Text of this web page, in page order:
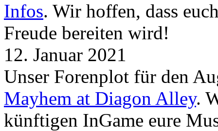
Infos. Wir hoffen, dass
Freude bereiten wird!
12. Januar 2021
Unser Forenplot für den
Mayhem at Diagon Alley.
künftigen InGame eure